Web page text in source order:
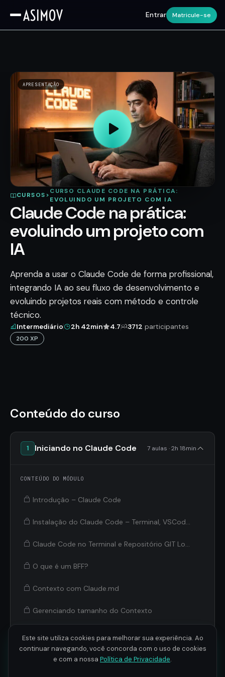
Entrar Matricule-se
CURSOS>
CURSO CLAUDE CODE NA PRÁTICA:
EVOLUINDO UM PROJETO COM IA
Claude Code na prática:
evoluindo um projeto com
IA
Aprenda a usar o Claude Code de forma profissional,
integrando IA ao seu fluxo de desenvolvimento e
evoluindo projetos reais com método e controle
técnico.
Intermediário 2h 42min 4.7 3712 participantes
200 XP
APRESENTAÇÃO
Conteúdo do curso
1 Iniciando no Claude Code 7 aulas · 2h 18min
CONTEÚDO DO MÓDULO
Introdução – Claude Code
Instalação do Claude Code – Terminal, VSCode e Cursor
Claude Code no Terminal e Repositório GIT Local
O que é um BFF?
Contexto com Claude.md
Gerenciando tamanho do Contexto
Este site utiliza cookies para melhorar sua experiência. Ao
continuar navegando, você concorda com o uso de cookies
e com a nossa Política de Privacidade.